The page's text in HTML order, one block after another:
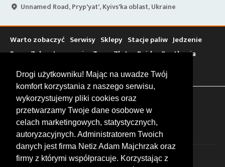
Drogi użytkowniku! Mając na uwadze Twój
komfort korzystania z naszego serwisu,
wykorzystujemy pliki cookies oraz
przetwarzamy Twoje dane osobowe w
celach marketingowych, statystycznych,
autoryzacyjnych. Administratorem Twoich
danych jest firma Netiz Adam Majchrzak oraz
firmy z którymi współpracuje. Korzystając z
Unnamed Road, Pryp'yat', Kyivs'ka oblast, Ukraine
Warto zobaczyć Serwisy Sklepy Stacje paliw Jedzenie
Bary Zakwaterowanie Tory Zloty Rajdy Spotkania
Targi
Giełdy Szkolenia
FOLLOW US